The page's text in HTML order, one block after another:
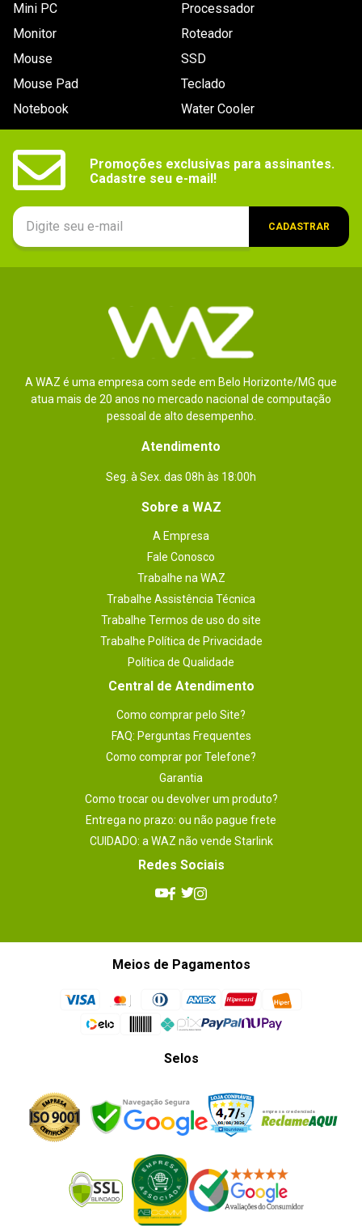
Mini PC
Monitor
Mouse
Mouse Pad
Notebook
Processador
Roteador
SSD
Teclado
Water Cooler
Promoções exclusivas para assinantes.
Cadastre seu e-mail!
CADASTRAR
A WAZ é uma empresa com sede em Belo Horizonte/MG que
atua mais de 20 anos no mercado nacional de computação
pessoal de alto desempenho.
Atendimento
Seg. à Sex. das 08h às 18:00h
Sobre a WAZ
A Empresa
Fale Conosco
Trabalhe na WAZ
Trabalhe Assistência Técnica
Trabalhe Termos de uso do site
Trabalhe Política de Privacidade
Política de Qualidade
Central de Atendimento
Como comprar pelo Site?
FAQ: Perguntas Frequentes
Como comprar por Telefone?
Garantia
Como trocar ou devolver um produto?
Entrega no prazo: ou não pague frete
CUIDADO: a WAZ não vende Starlink
Redes Sociais
Meios de Pagamentos
Selos